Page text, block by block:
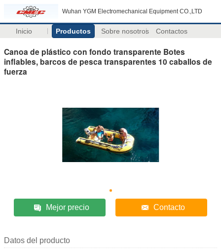
Wuhan YGM Electromechanical Equipment CO.,LTD
Inicio Productos Sobre nosotros Contactos
Canoa de plástico con fondo transparente Botes
inflables, barcos de pesca transparentes 10 caballos de
fuerza
Mejor precio Contacto
Datos del producto